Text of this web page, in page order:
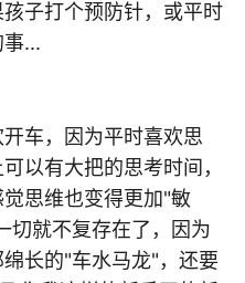
子打个预防针，或平时
...
车，因为平时喜欢思
以有大把的思考时间，
思维也变得更加"敏
切就不复存在了，因为
长的"车水马龙"，还要